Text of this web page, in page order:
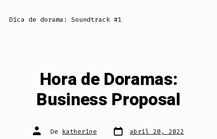
Dica de dorama: Soundtrack #1
Hora de Doramas:
Business Proposal
Autor
do De katherine Data
do
abril 20, 2022